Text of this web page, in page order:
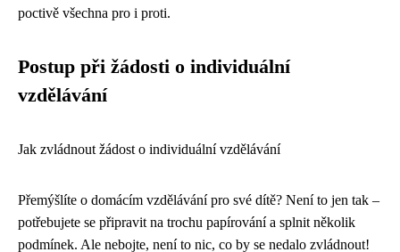
poctivě všechna pro i proti.
Postup při žádosti o individuální
vzdělávání
Jak zvládnout žádost o individuální vzdělávání
Přemýšlíte o domácím vzdělávání pro své dítě? Není to jen tak –
potřebujete se připravit na trochu papírování a splnit několik
podmínek. Ale nebojte, není to nic, co by se nedalo zvládnout!